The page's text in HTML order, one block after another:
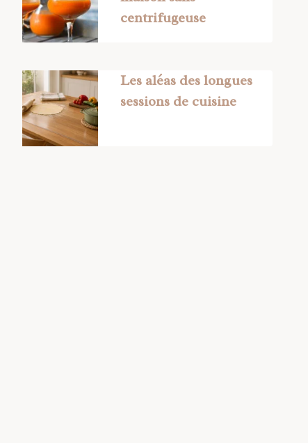
centrifugeuse
Les aléas des longues
sessions de cuisine